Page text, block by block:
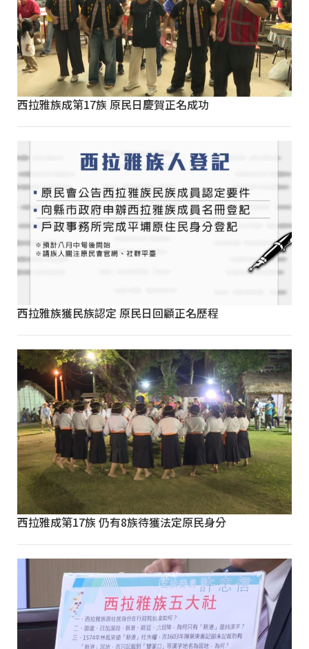
西拉雅族成第17族 原民日慶賀正名成功
西拉雅族獲民族認定 原民日回顧正名歷程
西拉雅成第17族 仍有8族待獲法定原民身分